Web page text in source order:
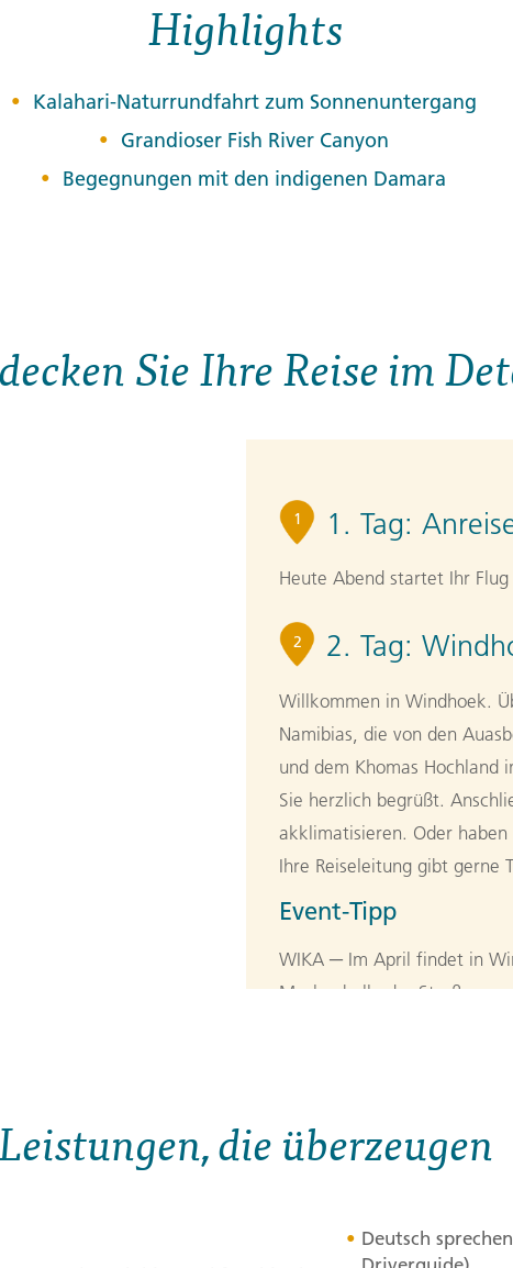
Highlights
Kalahari-Naturrundfahrt zum Sonnenuntergang
Grandioser Fish River Canyon
Begegnungen mit den indigenen Damara
Sie Ihre Reise im
1 1. Tag:
Heute Abend startet Ihr
2 2. Tag:
Willkommen in Windhoek.
Namibias, die von den
und dem Khomas
Sie herzlich begrüßt.
akklimatisieren. Oder
Ihre Reiseleitung gibt gerne
Event-Tipp
WIKA ─ Im April findet in
Maskenball oder
noch an die deutsche
Frauen verschiedene
die überzeugen
Deutsch